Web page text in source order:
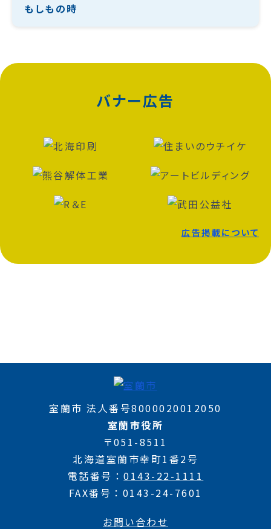
もしもの時
バナー広告
広告掲載について
室蘭市 法人番号8000020012050
室蘭市役所
〒051-8511
北海道室蘭市幸町1番2号
電話番号
0143-22-1111
FAX番号
0143-24-7601
お問い合わせ